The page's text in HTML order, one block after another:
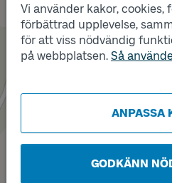
Vi använder kakor, cookies,
förbättrad upplevelse,
för att viss nödvändig
på webbplatsen. Så
ANPASSA
GODKÄNN
A
Läge
B